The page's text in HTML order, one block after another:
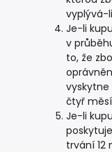
vyplývá-
Je-li
v
to, že
čtyř
Je-li
trvání 12